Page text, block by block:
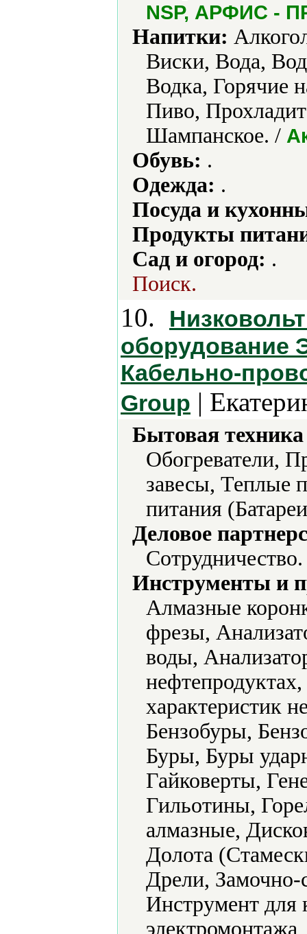
NSP, АРФИС -
Напитки:
Виски, Вода,
Водка, Горячие
Пиво,
Шампанское. /
Обувь: .
Одежда: .
Посуда и
Продукты
Сад и огород: .
Поиск.
10.
оборудование
Кабельно-
Group |
Бытовая
Обогреватели,
завесы, Теплые
питания
Деловое
Сотрудничество.
Инструменты и
Алмазные
фрезы,
воды,
характеристик
Бензобуры,
Буры, Буры
Гайковерты,
Гильотины,
алмазные,
Долота
Дрели, Замочно-
Инструмент для